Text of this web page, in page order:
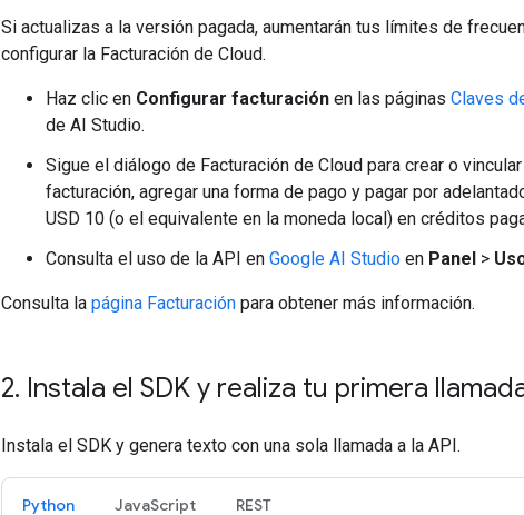
Si actualizas a la versión pagada, aumentarán tus límites de
configurar la Facturación de Cloud.
Haz clic en Configurar facturación en las páginas Claves
de AI Studio.
Sigue el diálogo de Facturación de Cloud para crear o
facturación, agregar una forma de pago y pagar por
USD 10 (o el equivalente en la moneda local) en créditos
Consulta el uso de la API en Google AI Studio en Panel >
Consulta la página Facturación para obtener más información.
2. Instala el SDK y realiza tu primera
Instala el SDK y genera texto con una sola llamada a la API.
Python JavaScript REST